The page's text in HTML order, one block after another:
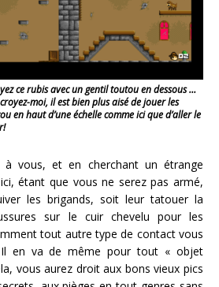
ce rubis avec un gentil toutou en dessous …
moi, il est bien plus aisé de jouer les
en haut d’une échelle comme ici que d’aller le
à vous, et en cherchant un étrange
étant que vous ne serez pas armé,
les brigands, soit leur tatouer la
sur le cuir chevelu pour les
tout autre type de contact vous
Il en va de même pour tout « objet
vous aurez droit aux bons vieux pics